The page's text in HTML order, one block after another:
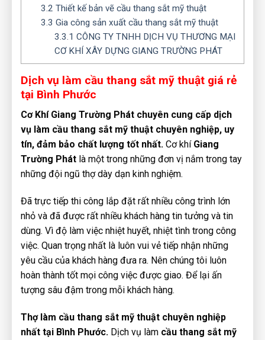
3.2 Thiết kế bản vẽ cầu thang sắt mỹ thuật
3.3 Gia công sản xuất cầu thang sắt mỹ thuật
3.3.1 CÔNG TY TNHH DỊCH VỤ THƯƠNG MẠI
CƠ KHÍ XÂY DỰNG GIANG TRƯỜNG PHÁT
Dịch vụ làm cầu thang sắt mỹ thuật giá rẻ
tại Bình Phước
Cơ Khí Giang Trường Phát chuyên cung cấp dịch
vụ làm cầu thang sắt mỹ thuật chuyên nghiệp, uy
tín, đảm bảo chất lượng tốt nhất. Cơ khí Giang
Trường Phát là một trong những đơn vị nắm trong tay
những đội ngũ thợ dày dạn kinh nghiệm.
Đã trực tiếp thi công lắp đặt rất nhiều công trình lớn
nhỏ và đã được rất nhiều khách hàng tin tưởng và tin
dùng. Vì độ làm việc nhiệt huyết, nhiệt tình trong công
việc. Quan trọng nhất là luôn vui vẻ tiếp nhận những
yêu cầu của khách hàng đưa ra. Nên chúng tôi luôn
hoàn thành tốt mọi công việc được giao. Để lại ấn
tượng sâu đậm trong mỗi khách hàng.
Thợ làm cầu thang sắt mỹ thuật chuyên nghiệp
nhất tại Bình Phước. Dịch vụ làm cầu thang sắt mỹ